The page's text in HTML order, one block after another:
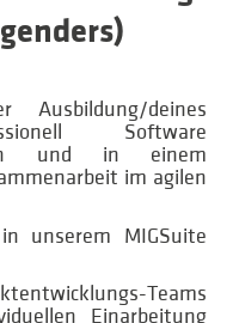
deines
Software
und in einem
im agilen
unserem MIGSuite
Teams
Einarbeitung